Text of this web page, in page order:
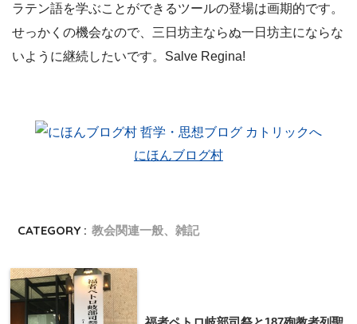
ラテン語を学ぶことができるツールの登場は画期的です。
せっかくの機会なので、三日坊主ならぬ一日坊主にならな
いように継続したいです。Salve Regina!
にほんブログ村
CATEGORY : 教会関連一般、雑記